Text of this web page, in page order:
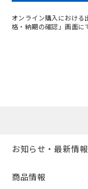
オンライン購入におけ
格・納期の確認」画面に
お知らせ・最新情報
商品情報